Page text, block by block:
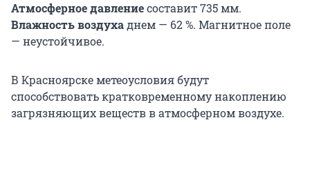
Атмосферное давлениесоставит 735 мм.
Влажность воздухаднем — 62 %. Магнитное поле
— неустойчивое.
В Красноярске метеоусловия будут
способствовать кратковременному накоплению
загрязняющих веществ в атмосферном воздухе.